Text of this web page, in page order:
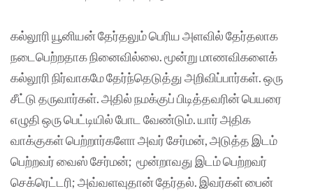
கல்லூரி யூனியன் தேர்தலும் பெரிய அளவில் தேர்தலாக
நடைபெற்றதாக நினைவில்லை. மூன்று மாணவிகளைக்
கல்லூரி நிர்வாகமே தேர்ந்தெடுத்து அறிவிப்பார்கள். ஒரு
சீட்டு தருவார்கள். அதில் நமக்குப் பிடித்தவரின் பெயரை
எழுதி ஒரு பெட்டியில் போட வேண்டும். யார் அதிக
வாக்குகள் பெற்றார்களோ அவர் சேர்மன், அடுத்த இடம்
பெற்றவர் வைஸ் சேர்மன்; மூன்றாவது இடம் பெற்றவர்
செக்ரெட்டரி; அவ்வளவுதான் தேர்தல். இவர்கள் பைன்